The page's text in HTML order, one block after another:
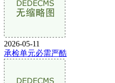
2026-05-11
承检单元必需严酷